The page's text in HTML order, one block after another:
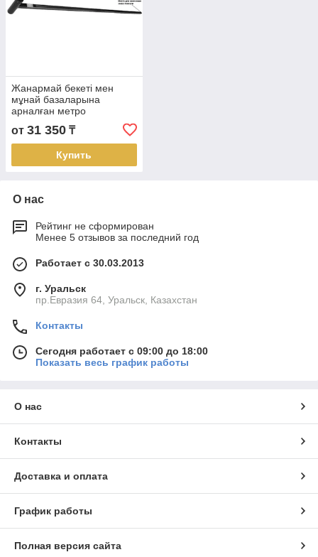
Жанармай бекеті мен
мұнай базаларына
арналған метро
таяқшалар/ Метроштоки
для АЗС и нефтебаз
от 31 350 ₸
Купить
О нас
Рейтинг не сформирован
Менее 5 отзывов за последний год
Работает с 30.03.2013
г. Уральск
пр.Евразия 64, Уральск, Казахстан
Контакты
Сегодня работает с 09:00 до 18:00
Показать весь график работы
О нас
Контакты
Доставка и оплата
График работы
Полная версия сайта